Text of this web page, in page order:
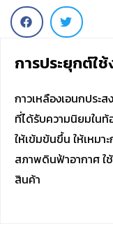
การประยุกต์ใ
กาวเหลืองเอนกประ
ที่ได้รับความนิยมใน
ให้เข้มข้นขึ้น ให้เหม
สภาพดินฟ้าอากาศ ใ
สินค้า